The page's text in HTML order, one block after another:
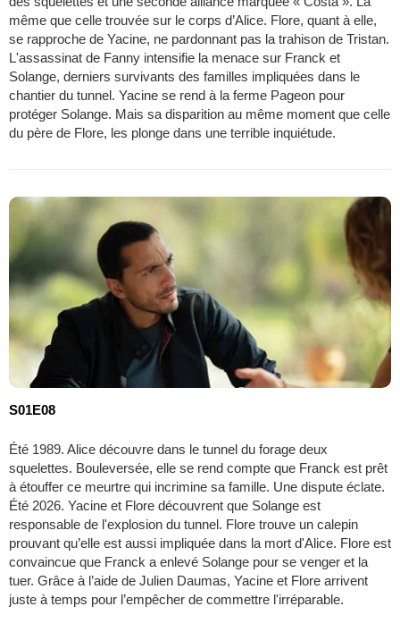
même que celle trouvée sur le corps d’Alice. Flore, quant à elle,
se rapproche de Yacine, ne pardonnant pas la trahison de Tristan.
L'assassinat de Fanny intensifie la menace sur Franck et
Solange, derniers survivants des familles impliquées dans le
chantier du tunnel. Yacine se rend à la ferme Pageon pour
protéger Solange. Mais sa disparition au même moment que celle
du père de Flore, les plonge dans une terrible inquiétude.
S01E08
Été 1989. Alice découvre dans le tunnel du forage deux
squelettes. Bouleversée, elle se rend compte que Franck est prêt
à étouffer ce meurtre qui incrimine sa famille. Une dispute éclate.
Été 2026. Yacine et Flore découvrent que Solange est
responsable de l'explosion du tunnel. Flore trouve un calepin
prouvant qu’elle est aussi impliquée dans la mort d'Alice. Flore est
convaincue que Franck a enlevé Solange pour se venger et la
tuer. Grâce à l’aide de Julien Daumas, Yacine et Flore arrivent
juste à temps pour l’empêcher de commettre l'irréparable.